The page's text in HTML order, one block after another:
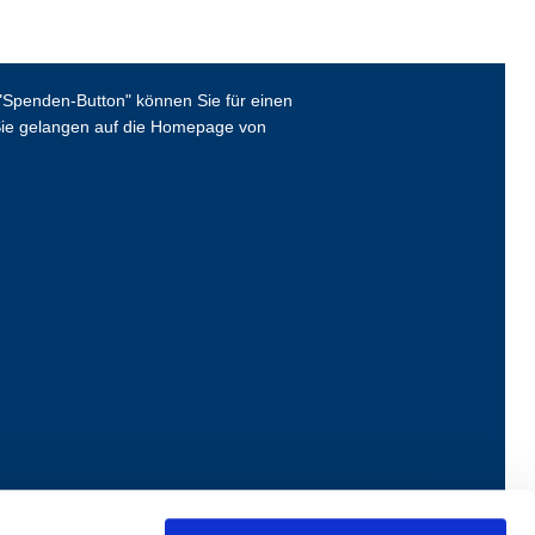
Button" können Sie für einen
gelangen auf die Homepage von